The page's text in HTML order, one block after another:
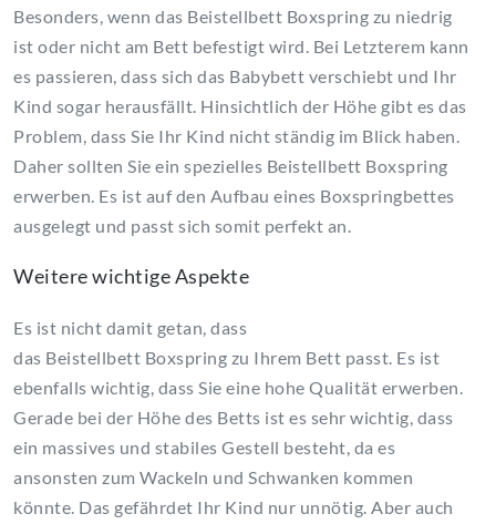
Besonders, wenn das Beistellbett Boxspring zu niedrig
ist oder nicht am Bett befestigt wird. Bei Letzterem kann
es passieren, dass sich das Babybett verschiebt und Ihr
Kind sogar herausfällt. Hinsichtlich der Höhe gibt es das
Problem, dass Sie Ihr Kind nicht ständig im Blick haben.
Daher sollten Sie ein spezielles Beistellbett Boxspring
erwerben. Es ist auf den Aufbau eines Boxspringbettes
ausgelegt und passt sich somit perfekt an.
Weitere wichtige Aspekte
Es ist nicht damit getan, dass
das Beistellbett Boxspring zu Ihrem Bett passt. Es ist
ebenfalls wichtig, dass Sie eine hohe Qualität erwerben.
Gerade bei der Höhe des Betts ist es sehr wichtig, dass
ein massives und stabiles Gestell besteht, da es
ansonsten zum Wackeln und Schwanken kommen
könnte. Das gefährdet Ihr Kind nur unnötig. Aber auch